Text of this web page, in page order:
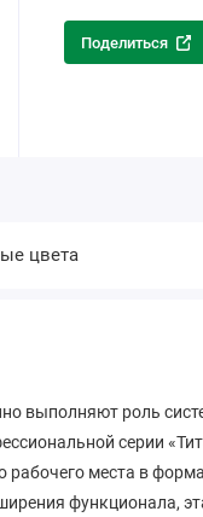
Поделиться
цвета
выполняют роль
серии
места в
функционала,